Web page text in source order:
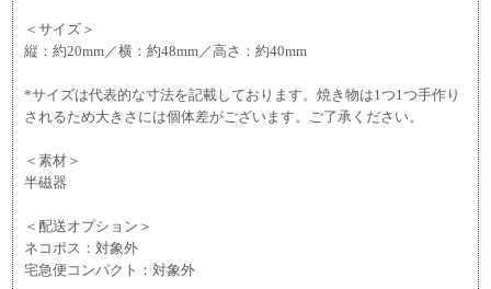
＜サイズ＞
縦：約20mm／横：約48mm／高さ：約40mm
*サイズは代表的な寸法を記載しております。焼き物は1つ1つ手作り
されるため大きさには個体差がございます。ご了承ください。
＜素材＞
半磁器
＜配送オプション＞
ネコポス：対象外
宅急便コンパクト：対象外